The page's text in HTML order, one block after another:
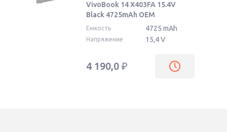
VivoBook 14 X403FA 15.4V
Black 4725mAh OEM
Емкость 4725 mAh
Напряжение 15,4 V
4 190,0 ₽